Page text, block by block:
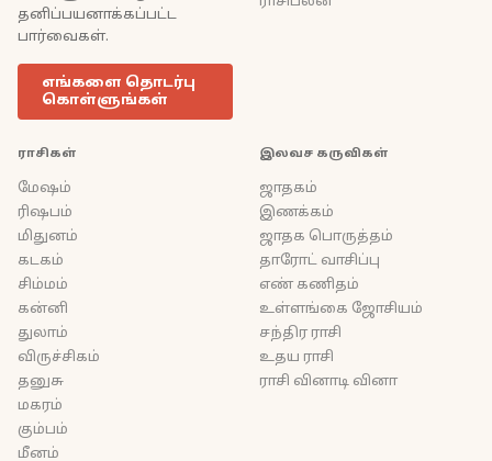
தனிப்பயனாக்கப்பட்ட
பார்வைகள்.
எங்களை தொடர்பு
கொள்ளுங்கள்
ராசிகள்
மேஷம்
ரிஷபம்
மிதுனம்
கடகம்
சிம்மம்
கன்னி
துலாம்
விருச்சிகம்
தனுசு
மகரம்
கும்பம்
மீனம்
இலவச கருவிகள்
ஜாதகம்
இணக்கம்
ஜாதக பொருத்தம்
தாரோட் வாசிப்பு
எண் கணிதம்
உள்ளங்கை ஜோசியம்
சந்திர ராசி
உதய ராசி
ராசி வினாடி வினா